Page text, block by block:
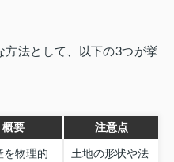
方法として、以下の3つが挙
概要 注意点
を物理的
土地の形状や法